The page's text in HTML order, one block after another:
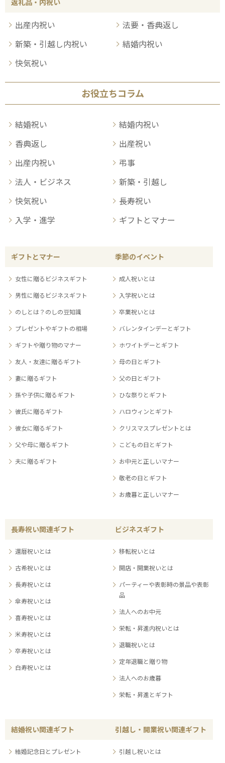
返礼品・内祝い
出産内祝い
法要・香典返し
新築・引越し内祝い
結婚内祝い
快気祝い
お役立ちコラム
結婚祝い
結婚内祝い
香典返し
出産祝い
出産内祝い
弔事
法人・ビジネス
新築・引越し
快気祝い
長寿祝い
入学・進学
ギフトとマナー
ギフトとマナー
女性に贈るビジネスギフト
男性に贈るビジネスギフト
のしとは？のしの豆知識
プレゼントやギフトの相場
ギフトや贈り物のマナー
友人・友達に贈るギフト
妻に贈るギフト
孫や子供に贈るギフト
彼氏に贈るギフト
彼女に贈るギフト
父や母に贈るギフト
夫に贈るギフト
季節のイベント
成人祝いとは
入学祝いとは
卒業祝いとは
バレンタインデーとギフト
ホワイトデーとギフト
母の日とギフト
父の日とギフト
ひな祭りとギフト
ハロウィンとギフト
クリスマスプレゼントとは
こどもの日とギフト
お中元と正しいマナー
敬老の日とギフト
お歳暮と正しいマナー
長寿祝い関連ギフト
還暦祝いとは
古希祝いとは
長寿祝いとは
傘寿祝いとは
喜寿祝いとは
米寿祝いとは
卒寿祝いとは
白寿祝いとは
ビジネスギフト
移転祝いとは
開店・開業祝いとは
パーティーや表彰時の景品や表彰
品
法人へのお中元
栄転・昇進内祝いとは
退職祝いとは
定年退職と贈り物
法人へのお歳暮
栄転・昇進とギフト
結婚祝い関連ギフト
結婚記念日とプレゼント
引越し・開業祝い関連ギフト
引越し祝いとは